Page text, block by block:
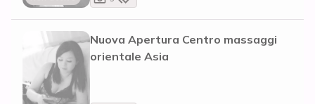
Nuova Apertura Centro massaggi
orientale Asia